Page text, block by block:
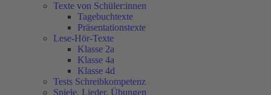
Texte von Schüler:innen
Tagebuchtexte
Präsentationstexte
Lese-Hör-Texte
Klasse 2a
Klasse 4a
Klasse 4d
Tests Schreibkompetenz
Spiele, Lieder, Übungen